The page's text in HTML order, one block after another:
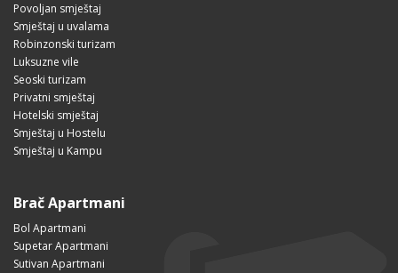
Povoljan smještaj
Smještaj u uvalama
Robinzonski turizam
Luksuzne vile
Seoski turizam
Privatni smještaj
Hotelski smještaj
Smještaj u Hostelu
Smještaj u Kampu
Brač Apartmani
Bol Apartmani
Supetar Apartmani
Sutivan Apartmani